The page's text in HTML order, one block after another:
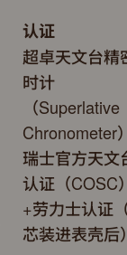
认证
超卓天文台精
时计
（Superlative
Chronometer
瑞士官方天文
认证（COSC
+劳力士认证
芯装进表壳后